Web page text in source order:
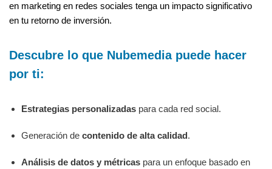
en marketing en redes sociales tenga un impacto significativo
en tu retorno de inversión.
Descubre lo que Nubemedia puede hacer
por ti:
Estrategias personalizadas para cada red social.
Generación de contenido de alta calidad.
Análisis de datos y métricas para un enfoque basado en